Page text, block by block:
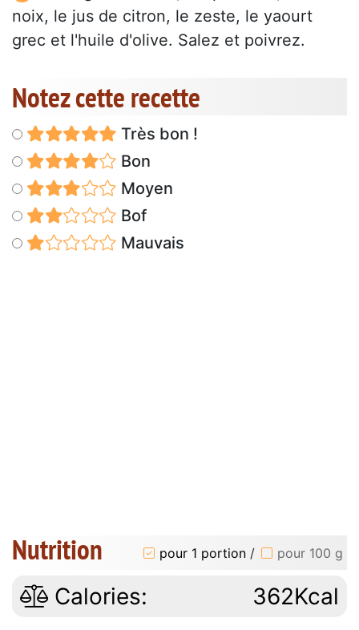
noix, le jus de citron, le zeste, le yaourt
grec et l'huile d'olive. Salez et poivrez.
Notez cette recette
Très bon !
Bon
Moyen
Bof
Mauvais
Nutrition pour 1 portion / pour 100 g
Calories: 362Kcal